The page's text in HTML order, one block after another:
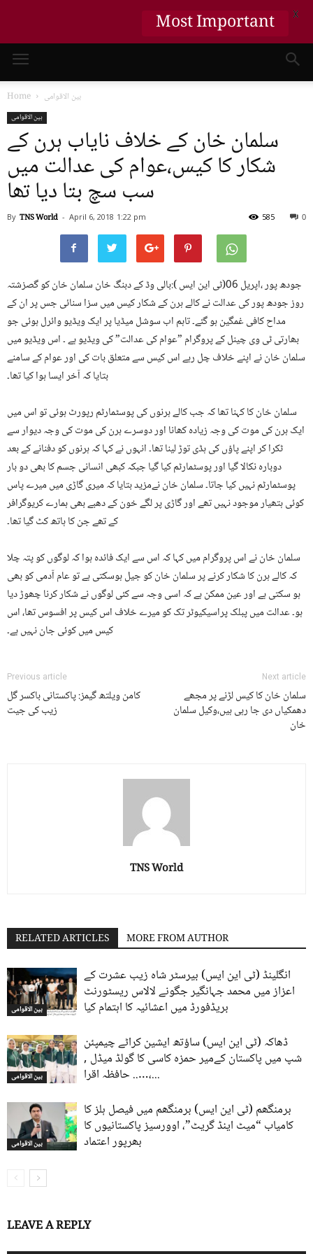
Home بین الاقوامی
بین الاقوامی
سلمان خان کے خلاف نایاب ہرن کے
شکار کا کیس،عوام کی عدالت میں
سب سچ بتا دیا تھا
By TNS World - April 6, 2018 1:22 pm 0
585
جودھ پور ،اپریل 06(ٹی این ایس ):بالی وڈ کے دبنگ خان سلمان خان کو گصزشتہ
روز جودھ پور کی عدالت نے کالے ہرن کے شکار کیس میں سزا سنائی جس پر ان کے
مداح کافی غمگین ہو گئے۔ تاہم اب سوشل میڈیا پر ایک ویڈیو وائرل ہوئی جو
بھارتی ٹی وی چینل کے پروگرام ”عوام کی عدالت” کی ویڈیو ہے ۔ اس ویڈیو میں
سلمان خان نے اپنے خلاف چل رہے اس کیس سے متعلق بات کی اور عوام کے سامنے
بتایا کہ آخر ایسا ہوا کیا تھا۔
سلمان خان کا کہنا تھا کہ جب کالے ہرنوں کی پوسٹمارٹم رپورٹ ہوئی تو اس میں
ایک ہرن کی موت کی وجہ زیادہ کھانا اور دوسرے ہرن کی موت کی وجہ دیوار سے
ٹکرا کر اپنے پاؤں کی ہڈی توڑ لینا تھا۔ انہوں نے کہا کہ ہرنوں کو دفنانے کے بعد
دوبارہ نکالا گیا اور پوسٹمارٹم کیا گیا جبکہ کبھی انسانی جسم کا بھی دو بار
پوسٹمارٹم نہیں کیا جاتا۔ سلمان خان نےمزید بتایا کہ میری گاڑی میں میرے پاس
کوئی ہتھیار موجود نہیں تھے اور گاڑی پر لگے خون کے دھبے بھی ہمارے کریوگرافر
کے تھے جن کا ہاتھ کٹ گیا تھا۔
سلمان خان نے اس پروگرام میں کہا کہ اس سے ایک فائدہ ہوا کہ لوگوں کو پتہ چلا
کہ کالے ہرن کا شکار کرنے پر سلمان خان کو جیل ہوسکتی ہے تو عام آدمی کو بھی
ہو سکتی ہے اور عین ممکن ہے کہ اسی وجہ سے کئی لوگوں نے شکار کرنا چھوڑ دیا
ہو۔ عدالت میں پبلک پراسیکیوٹر تک کو میرے خلاف اس کیس پر افسوس تھا، اس
کیس میں کوئی جان نہیں ہے۔
Previous article
کامن ویلتھ گیمز: پاکستانی باکسر گل
زیب کی جیت
Next article
سلمان خان کا کیس لڑنے پر مجھے
دھمکیاں دی جا رہی ہیں،وکیل سلمان
خان
TNS World
RELATED ARTICLES MORE FROM AUTHOR
بین الاقوامی
انگلینڈ (ٹی این ایس) بیرسٹر شاہ زیب عشرت کے
اعزاز میں محمد جہانگیر جگونے لالاس ریسٹورنٹ
بریڈفورڈ میں اعشائیہ کا اہتمام کیا
بین الاقوامی
ڈھاکہ (ٹی این ایس) ساؤتھ ایشین کراٹے چیمپئن
شپ میں پاکستان کےمیر حمزہ کاسی کا گولڈ میڈل ,
….. حافظہ اقرا،...
بین الاقوامی
برمنگھم (ٹی این ایس) برمنگھم میں فیصل ہلز کا
کامیاب “میٹ اینڈ گریٹ”، اوورسیز پاکستانیوں کا
بھرپور اعتماد
LEAVE A REPLY
Most Important X